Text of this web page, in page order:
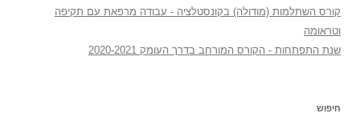
קורס השתלמות (מודולה) בקונסטלציה - עבודה מרפאת עם תקיפה
וטראומה
שנת התפתחות - הקורס המורחב בדרך העומק 2020-2021
חיפוש